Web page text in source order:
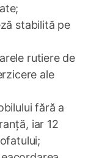
stabilită pe
rutiere de
ale
fără a
iar 12